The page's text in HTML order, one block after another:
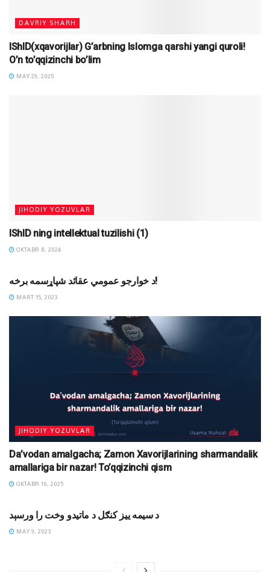
DAVRIY SHARH
IShID(xqavorijlar) G’arbning Islomga qarshi yangi quroli!
O’n to’qqizinchi bo’lim
MAY 29, 2025
JIHODIY YOZUVLAR
IShID ning intellektual tuzilishi (1)
OKTABR 8, 2024
د خوارجو عمومي عقائد شپاړسمه برخه!
MART 15, 2023
JIHODIY YOZUVLAR
Da’vodan amalgacha; Zamon Xavorijlarining sharmandalik
amallariga bir nazar! To’qqizinchi qism
OKTABR 16, 2025
د سیمه ییز کنګل د ماتیدو وخت را ورسېد
MAY 9, 2023